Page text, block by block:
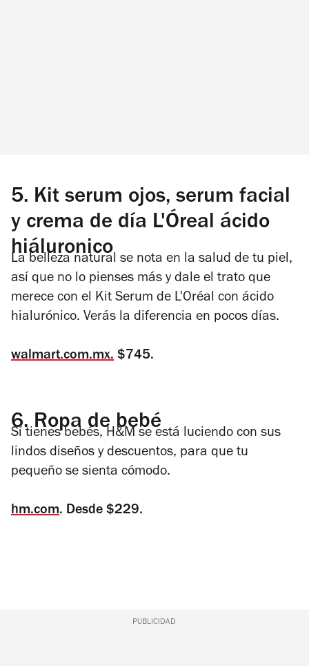
5. Kit serum ojos, serum facial
y crema de día L'Óreal ácido
hiáluronico
La belleza natural se nota en la salud de tu piel,
así que no lo pienses más y dale el trato que
merece con el Kit Serum de L'Oréal con ácido
hialurónico. Verás la diferencia en pocos días.
walmart.com.mx. $745.
6.Ropa de bebé
Sí tienes bebés, H&M se está luciendo con sus
lindos diseños y descuentos, para que tu
pequeño se sienta cómodo.
hm.com. Desde $229.
PUBLICIDAD